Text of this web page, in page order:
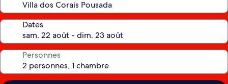
Dates
Personnes